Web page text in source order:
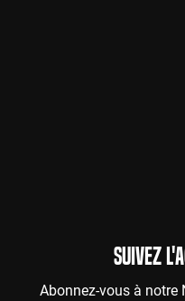
SUIVEZ
Abonnez-vous à notre